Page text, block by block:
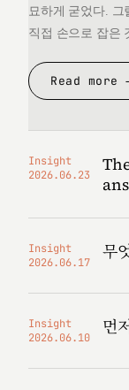
묘하게 굳었다. 그
직접 손으로 잡은
것을 변호할 언어
생각했다. 대체
Read more
Insight
2026.06.23
Insight
2026.06.17
무
Insight
2026.06.10
먼